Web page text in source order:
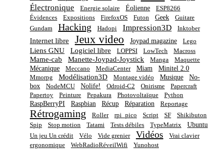
Électronique Energie solaire Éolienne
ESP8266
Évidences
Expositions FirefoxOS Futon Geek
Guitare
Gundam
Hacking Hadopi Impression3D Inktober
Internet libre Jeux video Joypad magazine Lego
Liens GNU Logiciel libre LOPPSI LowTech Macross
Mame-cab Manette-Joypad-Joystick Manga Maquette
Mécanique Meccano MediaCenter Miam Minitel 2.0
Mmorpg Modélisation3D Montage vidéo Musique
No-
box
NodeMCU Nolife! Odroid-C2 Onirisme
Papercraft
Papertoy
Peinture Pepakura Photovoltaïque Python
RaspBerryPI Raspbian Récup Réparation Reportage
Rétrogaming Roller rpi_pico Script SF
Shikibuton
Spip
Stop motion Tatami Tests débiles TypeMatrix Ubuntu
Un jeu Un crédit Vélo Vide grenier Vidéos
Vrai clavier
ergonomique
WebRadioRéveilWifi Yunohost